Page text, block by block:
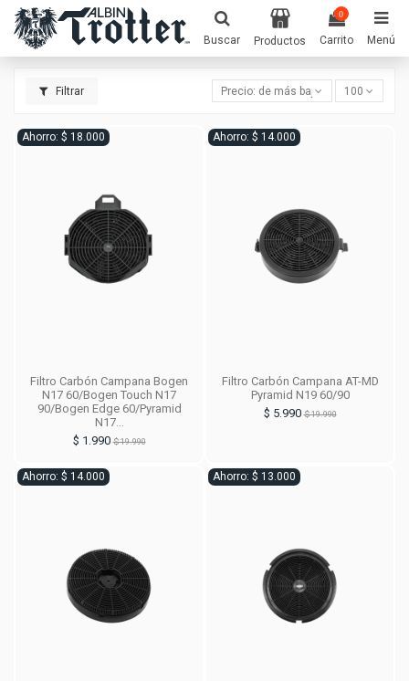
Buscar Productos
0
Carrito Menú
Filtrar Precio: de más bajo a más alto
100
Ahorro: $ 18.000
Filtro Carbón Campana Bogen
N17 60/Bogen Touch N17
90/Bogen Edge 60/Pyramid
N17...
$ 1.990$ 19.990
Ahorro: $ 14.000
Filtro Carbón Campana AT-MD
Pyramid N19 60/90
$ 5.990$ 19.990
Ahorro: $ 14.000 Ahorro: $ 13.000